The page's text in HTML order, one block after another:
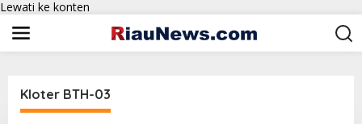
Lewati ke konten
Kloter BTH-03